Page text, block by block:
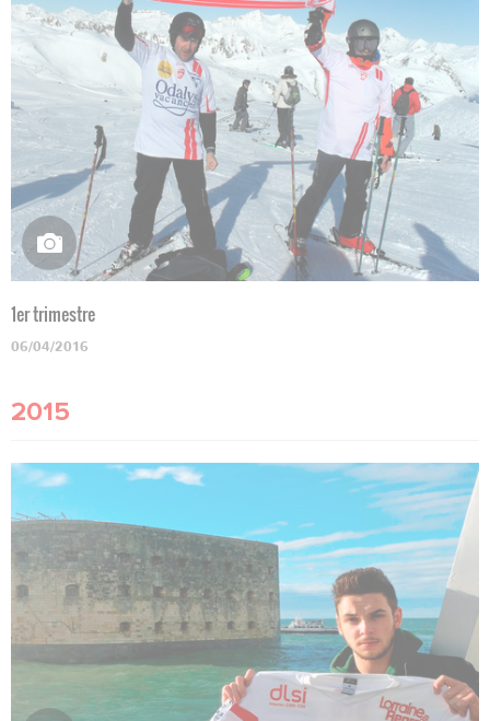
1er trimestre
06/04/2016
2015